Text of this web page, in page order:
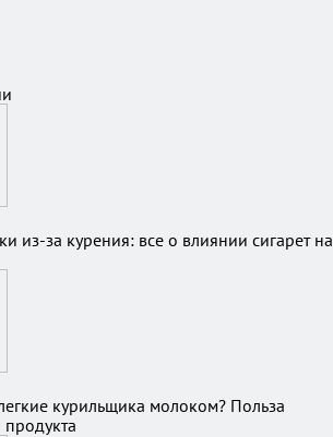
из-за курения: все о влиянии сигарет на
курильщика молоком? Польза
продукта